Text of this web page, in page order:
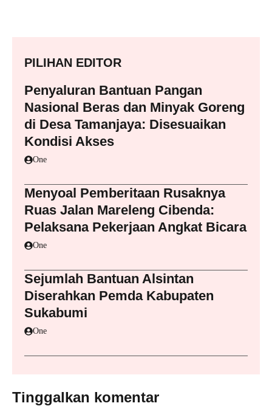
PILIHAN EDITOR
Penyaluran Bantuan Pangan
Nasional Beras dan Minyak Goreng
di Desa Tamanjaya: Disesuaikan
Kondisi Akses
One
Menyoal Pemberitaan Rusaknya
Ruas Jalan Mareleng Cibenda:
Pelaksana Pekerjaan Angkat Bicara
One
Sejumlah Bantuan Alsintan
Diserahkan Pemda Kabupaten
Sukabumi
One
Tinggalkan komentar